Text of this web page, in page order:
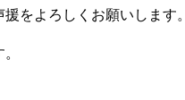
をよろしくお願いします。